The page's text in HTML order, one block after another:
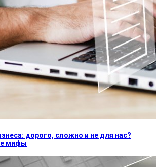
дорого, сложно и не для нас?
мифы